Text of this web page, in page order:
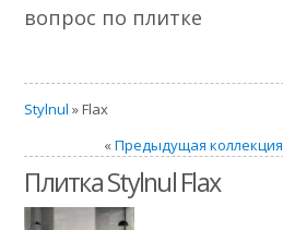
вопрос по плитке
Stylnul » Flax
«Предыдущая коллекция
Плитка Stylnul Flax